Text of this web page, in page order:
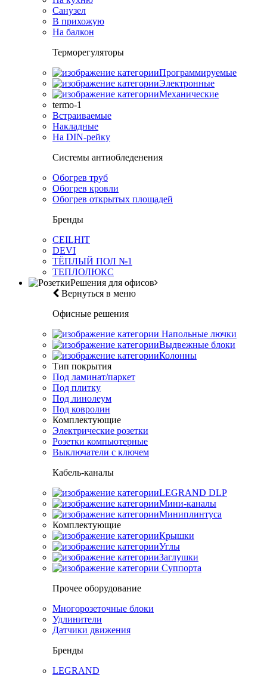
Санузел
В прихожую
На балкон
Терморегуляторы
Программируемые
Электронные
Механические
termo-1
Встраиваемые
Накладные
На DIN-рейку
Системы антиобледенения
Обогрев труб
Обогрев кровли
Обогрев открытых площадей
Бренды
CEILHIT
DEVI
ТЁПЛЫЙ ПОЛ №1
ТЕПЛОЛЮКС
Решения для офисов
Вернуться в меню
Офисные решения
Напольные лючки
Выдвежные блоки
Колонны
Тип покрытия
Под ламинат/паркет
Под плитку
Под линолеум
Под ковролин
Комплектующие
Электрические розетки
Розетки компьютерные
Выключатели с ключем
Кабель-каналы
LEGRAND DLP
Мини-каналы
Миниплинтуса
Комплектующие
Крышки
Углы
Заглушки
Суппорта
Прочее оборудование
Многорозеточные блоки
Удлинители
Датчики движения
Бренды
LEGRAND